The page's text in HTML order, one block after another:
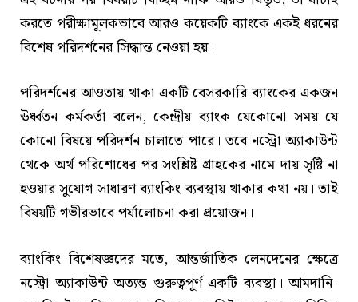
করতে পরীক্ষামূলকভাবে আরও কয়েকটি ব্যাংকে একই ধরনের
বিশেষ পরিদর্শনের সিদ্ধান্ত নেওয়া হয়।
পরিদর্শনের আওতায় থাকা একটি বেসরকারি ব্যাংকের একজন
ঊর্ধ্বতন কর্মকর্তা বলেন, কেন্দ্রীয় ব্যাংক যেকোনো সময় যে
কোনো বিষয়ে পরিদর্শন চালাতে পারে। তবে নস্ট্রো অ্যাকাউন্ট
থেকে অর্থ পরিশোধের পর সংশ্লিষ্ট গ্রাহকের নামে দায় সৃষ্টি না
হওয়ার সুযোগ সাধারণ ব্যাংকিং ব্যবস্থায় থাকার কথা নয়। তাই
বিষয়টি গভীরভাবে পর্যালোচনা করা প্রয়োজন।
ব্যাংকিং বিশেষজ্ঞদের মতে, আন্তর্জাতিক লেনদেনের ক্ষেত্রে
নস্ট্রো অ্যাকাউন্ট অত্যন্ত গুরুত্বপূর্ণ একটি ব্যবস্থা। আমদানি-